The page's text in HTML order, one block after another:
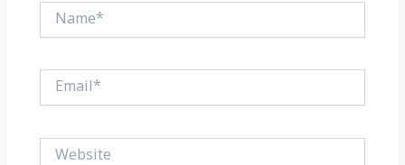
Name*
Email*
Website